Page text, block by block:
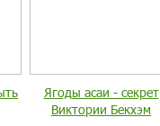
Ягоды асаи - секрет
Виктории Бекхэм